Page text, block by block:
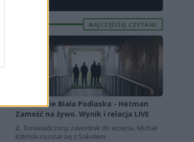
NAJCZĘŚCIEJ CZYTANE
1.Podlasie Biała Podlaska - Hetman
Zamość na żywo. Wynik i relacja LIVE
2. Doświadczony zawodnik do wzięcia. Michał
Kitliński rozstał się z Sokołem